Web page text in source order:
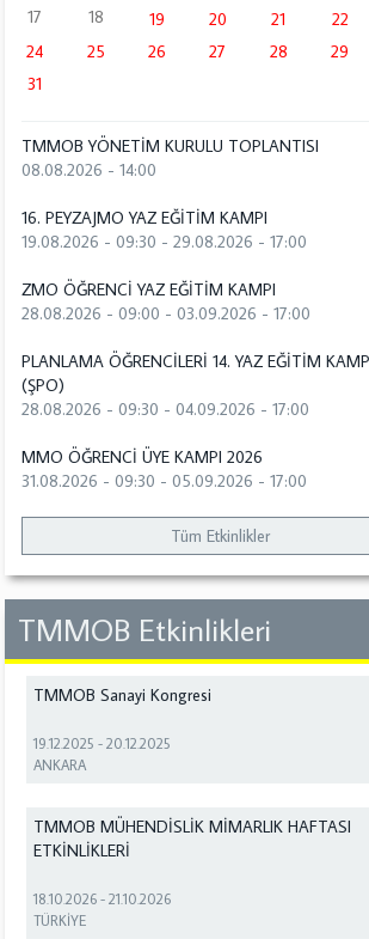
17
18 19 20 21 22
24
25 26 27 28 29
31
TMMOB YÖNETİM KURULU TOPLANTISI
08.08.2026 - 14:00
16. PEYZAJMO YAZ EĞİTİM KAMPI
19.08.2026 - 09:30 -29.08.2026 - 17:00
ZMO ÖĞRENCİ YAZ EĞİTİM KAMPI
28.08.2026 - 09:00 -03.09.2026 - 17:00
PLANLAMA ÖĞRENCİLERİ 14. YAZ EĞİTİM
(ŞPO)
28.08.2026 - 09:30 -04.09.2026 - 17:00
MMO ÖĞRENCİ ÜYE KAMPI 2026
31.08.2026 - 09:30 -05.09.2026 - 17:00
Tüm Etkinlikler
TMMOB Etkinlikleri
TMMOB Sanayi Kongresi
19.12.2025 -20.12.2025
ANKARA
TMMOB MÜHENDİSLİK MİMARLIK HAFTASI
ETKİNLİKLERİ
18.10.2026 -21.10.2026
TÜRKİYE